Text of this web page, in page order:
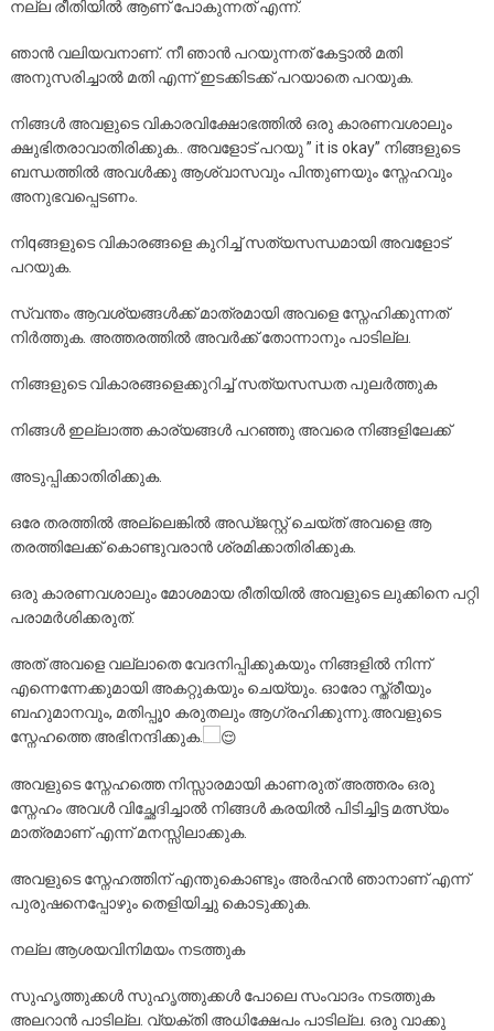
നല്ല രീതിയിൽ ആണ് പോകുന്നത് എന്ന്.
ഞാൻ വലിയവനാണ്. നീ ഞാൻ പറയുന്നത് കേട്ടാൽ മതി
അനുസരിച്ചാൽ മതി എന്ന് ഇടക്കിടക്ക് പറയാതെ പറയുക.
നിങ്ങൾ അവളുടെ വികാരവിക്ഷോഭത്തിൽ ഒരു കാരണവശാലും
ക്ഷുഭിതരാവാതിരിക്കുക.. അവളോട് പറയു ” it is okay” നിങ്ങളുടെ
ബന്ധത്തിൽ അവൾക്കു ആശ്വാസവും പിന്തുണയും സ്നേഹവും
അനുഭവപ്പെടണം.
നിqങ്ങളുടെ വികാരങ്ങളെ കുറിച്ച് സത്യസന്ധമായി അവളോട്
പറയുക.
സ്വന്തം ആവശ്യങ്ങൾക്ക് മാത്രമായി അവളെ സ്നേഹിക്കുന്നത്
നിർത്തുക. അത്തരത്തിൽ അവർക്ക് തോന്നാനും പാടില്ല.
നിങ്ങളുടെ വികാരങ്ങളെക്കുറിച്ച് സത്യസന്ധത പുലർത്തുക
നിങ്ങൾ ഇല്ലാത്ത കാര്യങ്ങൾ പറഞ്ഞു അവരെ നിങ്ങളിലേക്ക്
അടുപ്പിക്കാതിരിക്കുക.
ഒരേ തരത്തിൽ അല്ലെങ്കിൽ അഡ്ജസ്റ്റ് ചെയ്ത് അവളെ ആ
തരത്തിലേക്ക് കൊണ്ടുവരാൻ ശ്രമിക്കാതിരിക്കുക.
ഒരു കാരണവശാലും മോശമായ രീതിയിൽ അവളുടെ ലുക്കിനെ പറ്റി
പരാമർശിക്കരുത്.
അത് അവളെ വല്ലാതെ വേദനിപ്പിക്കുകയും നിങ്ങളിൽ നിന്ന്
എന്നെന്നേക്കുമായി അകറ്റുകയും ചെയ്യും. ഓരോ സ്ത്രീയും
ബഹുമാനവും, മതിപ്പൂo കരുതലും ആഗ്രഹിക്കുന്നു.അവളുടെ
സ്നേഹത്തെ അഭിനന്ദിക്കുക.
അവളുടെ സ്നേഹത്തെ നിസ്സാരമായി കാണരുത് അത്തരം ഒരു
സ്നേഹം അവൾ വിച്ഛേദിച്ചാൽ നിങ്ങൾ കരയിൽ പിടിച്ചിട്ട മത്സ്യം
മാത്രമാണ് എന്ന് മനസ്സിലാക്കുക.
അവളുടെ സ്നേഹത്തിന് എന്തുകൊണ്ടും അർഹൻ ഞാനാണ് എന്ന്
പുരുഷനെപ്പോഴും തെളിയിച്ചു കൊടുക്കുക.
നല്ല ആശയവിനിമയം നടത്തുക
സുഹൃത്തുക്കൾ സുഹൃത്തുക്കൾ പോലെ സംവാദം നടത്തുക
അലറാൻ പാടില്ല. വ്യക്തി അധിക്ഷേപം പാടില്ല. ഒരു വാക്കു